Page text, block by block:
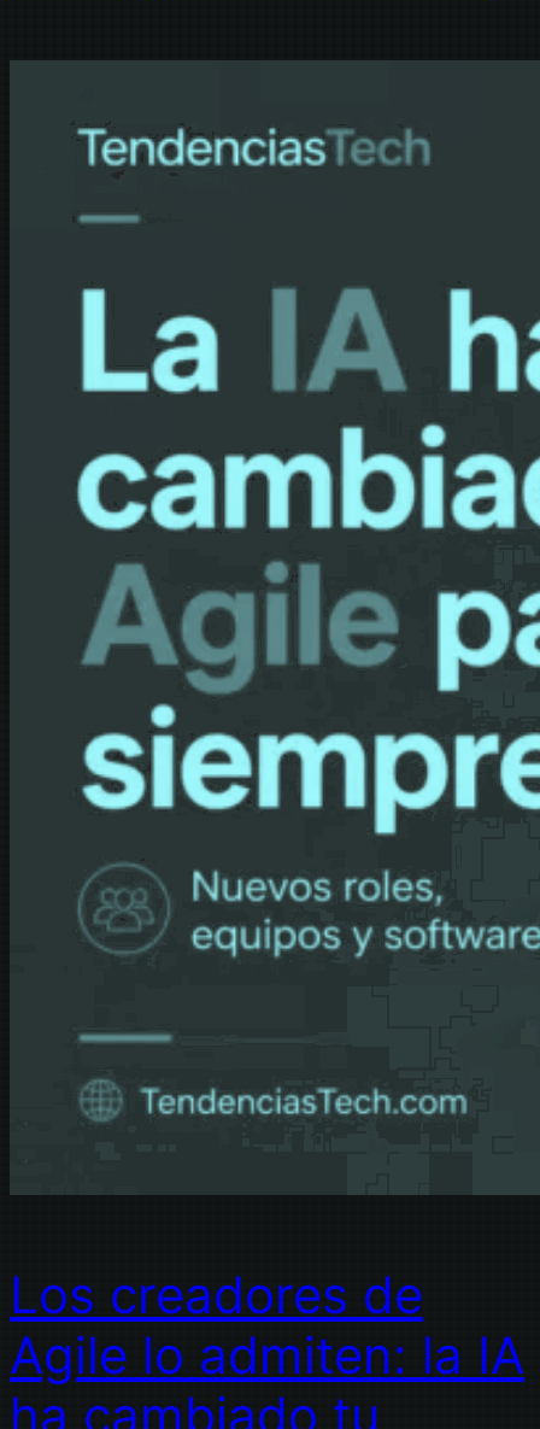
Los creadores de
Agile lo admiten: la IA
ha cambiado tu